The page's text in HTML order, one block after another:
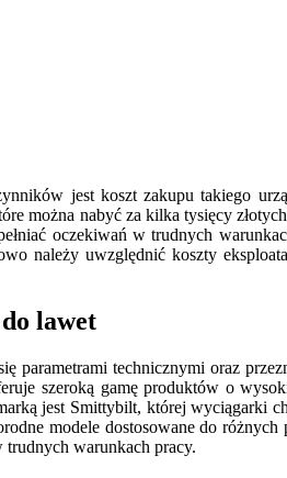
jest koszt zakupu takiego
można nabyć za kilka tysięcy
oczekiwań w trudnych
należy uwzględnić koszty
lawet
technicznymi oraz
szeroką gamę produktów o
jest Smittybilt, której
modele dostosowane do
trudnych warunkach pracy.